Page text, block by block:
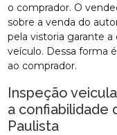
o comprador. O
sobre a venda do
pela vistoria garante
veículo. Dessa forma
ao comprador.
Inspeção
a confiabilidade
Paulista